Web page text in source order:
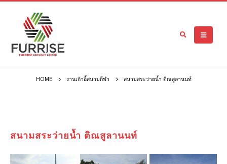
HOME งานเก้าอี้สนามกีฬา สนามสระว่ายน้ำ ติณสูลานนท์
สนามสระว่ายน้ำ ติณสูลานนท์